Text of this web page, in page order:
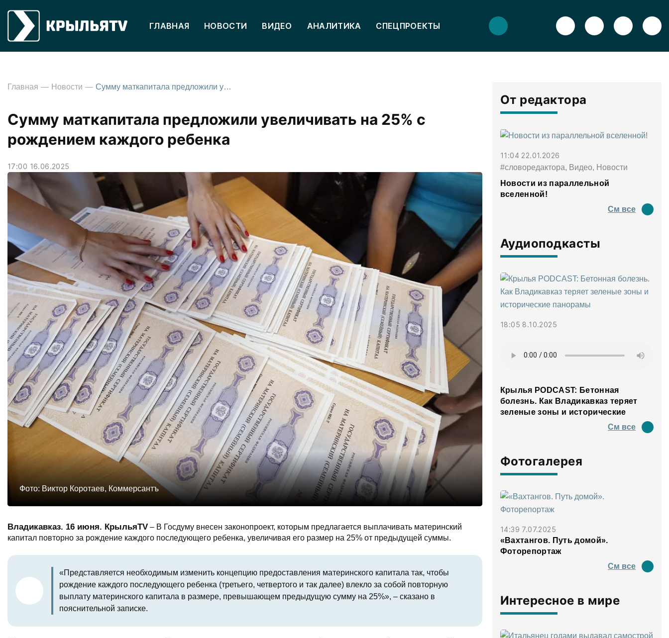
ГЛАВНАЯ НОВОСТИ ВИДЕО АНАЛИТИКА СПЕЦПРОЕКТЫ
Главная Новости Сумму маткапитала предложили увеличивать на 25% с рождением каждого ребенка
Сумму маткапитала предложили увеличивать на 25% с
рождением каждого ребенка
17:00 16.06.2025
Фото: Виктор Коротаев, Коммерсантъ
Владикавказ. 16 июня. КрыльяTV – В Госдуму внесен законопроект, которым предлагается выплачивать материнский
капитал повторно за рождение каждого последующего ребенка, увеличивая его размер на 25% от предыдущей суммы.
«Представляется необходимым изменить концепцию предоставления материнского капитала так, чтобы
рождение каждого последующего ребенка (третьего, четвертого и так далее) влекло за собой повторную
выплату материнского капитала в размере, превышающем предыдущую сумму на 25%», – сказано в
пояснительной записке.
От редактора
11:04 22.01.2026
#словоредактора, Видео, Новости
Новости из параллельной
вселенной!
См все
Аудиоподкасты
18:05 8.10.2025
Крылья PODCAST: Бетонная
болезнь. Как Владикавказ теряет
зеленые зоны и исторические
См все
Фотогалерея
14:39 7.07.2025
«Вахтангов. Путь домой».
Фоторепортаж
См все
Интересное в мире